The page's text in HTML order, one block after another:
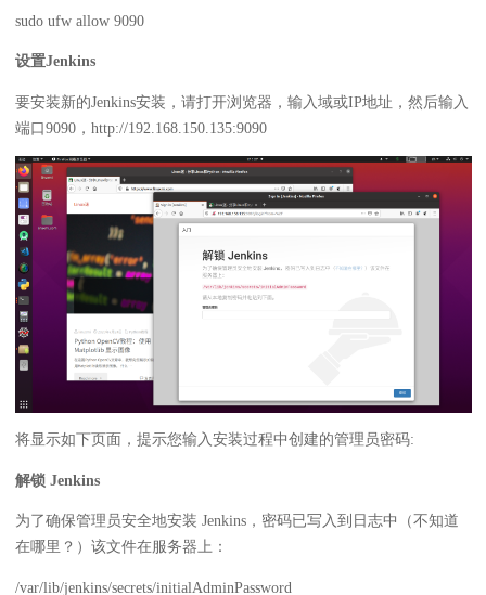
sudo ufw allow 9090
设置Jenkins
要安装新的Jenkins安装，请打开浏览器，输入域或IP地址，然后输入
端口9090，http://192.168.150.135:9090
将显示如下页面，提示您输入安装过程中创建的管理员密码:
解锁 Jenkins
为了确保管理员安全地安装 Jenkins，密码已写入到日志中（不知道
在哪里？）该文件在服务器上：
/var/lib/jenkins/secrets/initialAdminPassword